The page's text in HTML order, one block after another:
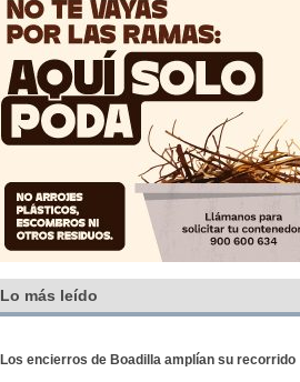
Lo más leído
Los encierros de Boadilla amplían su recorrido